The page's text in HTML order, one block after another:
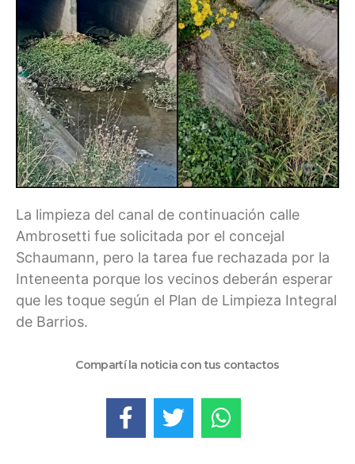
La limpieza del canal de continuación calle
Ambrosetti fue solicitada por el concejal
Schaumann, pero la tarea fue rechazada por la
Inteneenta porque los vecinos deberán esperar
que les toque según el Plan de Limpieza Integral
de Barrios.
Compartí la noticia con tus contactos